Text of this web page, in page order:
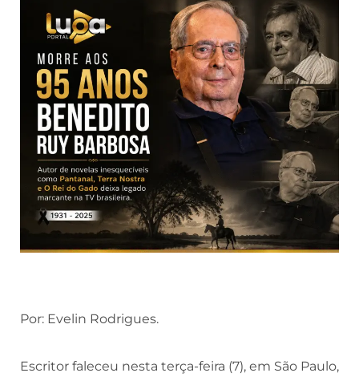
Por: Evelin Rodrigues.
Escritor faleceu nesta terça-feira (7), em São Paulo,